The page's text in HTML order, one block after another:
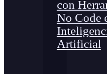
con
No Code
Artificial